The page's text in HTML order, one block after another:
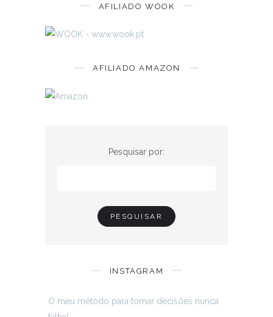
AFILIADO WOOK
AFILIADO AMAZON
Pesquisar por:
INSTAGRAM
O meu método para tomar decisões nunca